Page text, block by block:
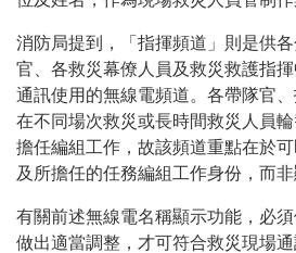
消防局提到，「指揮頻道」則是供
官、各救災幕僚人員及救災救護指
通訊使用的無線電頻道。各帶隊官
在不同場次救災或長時間救災人員
擔任編組工作，故該頻道重點在於
及所擔任的任務編組工作身份，而非
有關前述無線電名稱顯示功能，必
做出適當調整，才可符合救災現場